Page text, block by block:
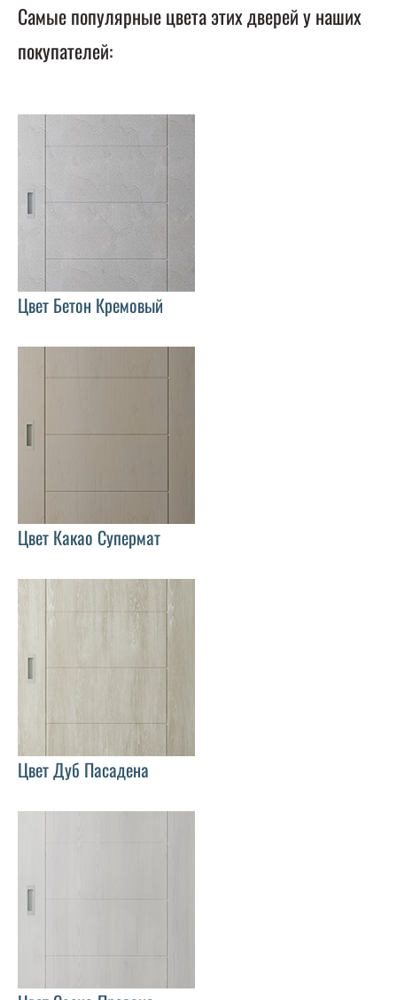
Самые популярные цвета этих дверей у наших
покупателей:
Цвет Бетон Кремовый
Цвет Какао Супермат
Цвет Дуб Пасадена